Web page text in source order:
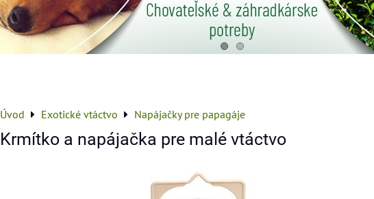
Úvod Exotické vtáctvo Napájačky pre papagáje
Krmítko a napájačka pre malé vtáctvo